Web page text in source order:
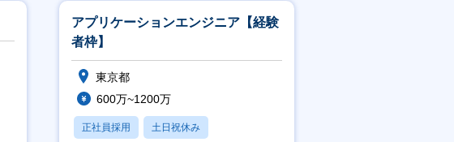
アプリケーションエンジニア【経験
者枠】
東京都
600万~1200万
正社員採用 土日祝休み